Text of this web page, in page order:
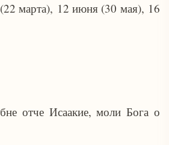
марта), 12 июня (30 мая), 16
отче Исаакие, моли Бога о